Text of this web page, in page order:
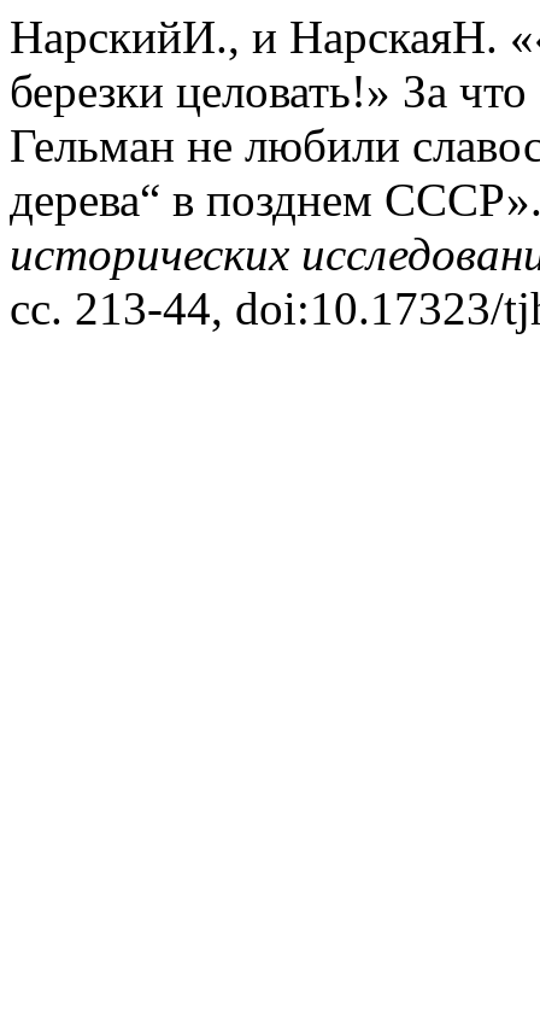
НарскийИ., и НарскаяН.
березки целовать!» За
Гельман не любили
дерева“ в позднем
исторических
сс. 213-44, doi:10.17323/